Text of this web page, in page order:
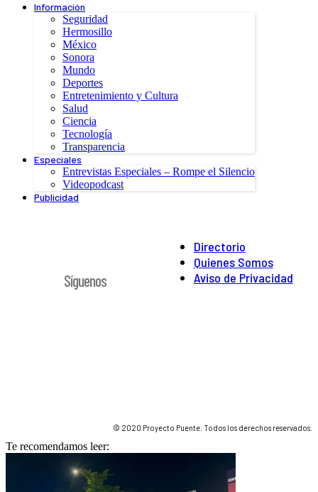
Información
Seguridad
Hermosillo
México
Sonora
Mundo
Deportes
Entretenimiento y Cultura
Salud
Ciencia
Tecnología
Transparencia
Especiales
Entrevistas Especiales – Rompe el Silencio
Videopodcast
Publicidad
Directorio
Quienes Somos
Aviso de Privacidad
Síguenos
© 2020 Proyecto Puente. Todos los derechos reservados.
Te recomendamos leer: